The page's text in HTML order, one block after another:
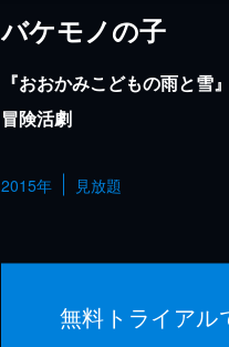
バケモノの子
『おおかみこどもの雨と雪
冒険活劇
2015年 見放題
無料トライアル